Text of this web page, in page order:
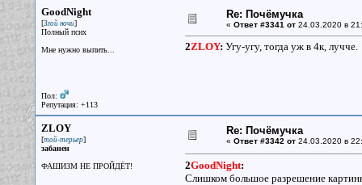
GoodNight
[Злой ночи]
Полный псих
Мне нужно выпить...
Пол:
Репутация: +113
Re: Почёмучка
« Ответ #3341 от24.03.2020 в
2ZLOY: Угу-угу, тогда уж в 4к, лучче.
ZLOY
[той-терьер]
забанен
ФАШИЗМ НЕ ПРОЙДЁТ!
Re: Почёмучка
« Ответ #3342 от24.03.2020 в
2GoodNight:
Слишком большое разрешение